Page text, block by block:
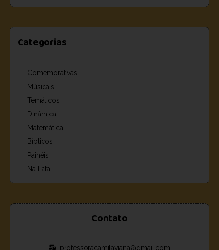
Categorias
Comemorativas
Músicais
Temáticos
Dinâmica
Matemática
Bíblicos
Painéis
Na Lata
Contato
professoracamilaviana@gmail.com